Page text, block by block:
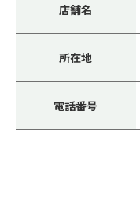
店舗名
所在地
電話番号